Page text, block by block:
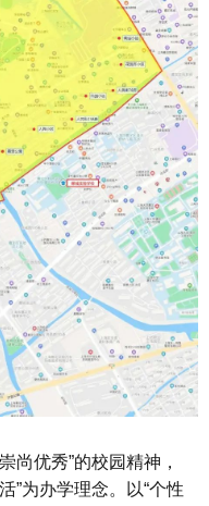
尚优秀”的校园精神，
”为办学理念。以“个性